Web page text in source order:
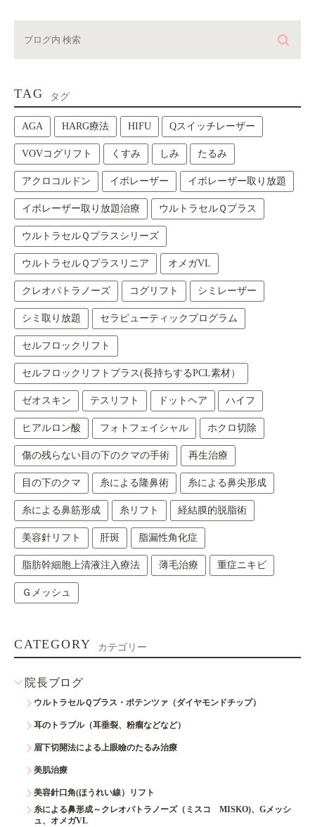
TAG タグ
AGA HARG療法 HIFU Qスイッチレーザー
VOVコグリフト くすみ しみ たるみ
アクロコルドン イボレーザー イボレーザー取り放題
イボレーザー取り放題治療 ウルトラセルＱプラス
ウルトラセルＱプラスシリーズ
ウルトラセルＱプラスリニア オメガVL
クレオパトラノーズ コグリフト シミレーザー
シミ取り放題 セラピューティックプログラム
セルフロックリフト
セルフロックリフトプラス(長持ちするPCL素材）
ゼオスキン テスリフト ドットヘア ハイフ
ヒアルロン酸 フォトフェイシャル ホクロ切除
傷の残らない目の下のクマの手術 再生治療
目の下のクマ 糸による隆鼻術 糸による鼻尖形成
糸による鼻筋形成 糸リフト 経結膜的脱脂術
美容針リフト 肝斑 脂漏性角化症
脂肪幹細胞上清液注入療法 薄毛治療 重症ニキビ
Ｇメッシュ
CATEGORY カテゴリー
院長ブログ
ウルトラセルＱプラス・ポテンツァ（ダイヤモンドチップ）
耳のトラブル（耳垂裂、粉瘤などなど）
眉下切開法による上眼瞼のたるみ治療
美肌治療
美容針口角(ほうれい線）リフト
糸による鼻形成～クレオパトラノーズ（ミスコ MISKO)、Gメッシ
ュ、オメガVL